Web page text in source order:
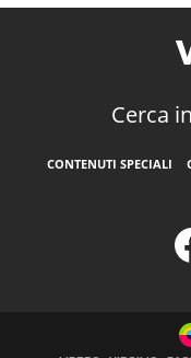
Cerca
CONTENUTI SPECIALI